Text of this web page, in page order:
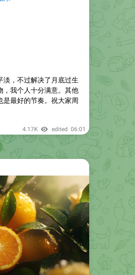
淡，不过解决了月底过生
，我个人十分满意。其他
是最好的节奏。祝大家周
4.17K edited 06:01